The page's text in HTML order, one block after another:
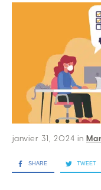
janvier 31, 2024 in
SHARE TWEET